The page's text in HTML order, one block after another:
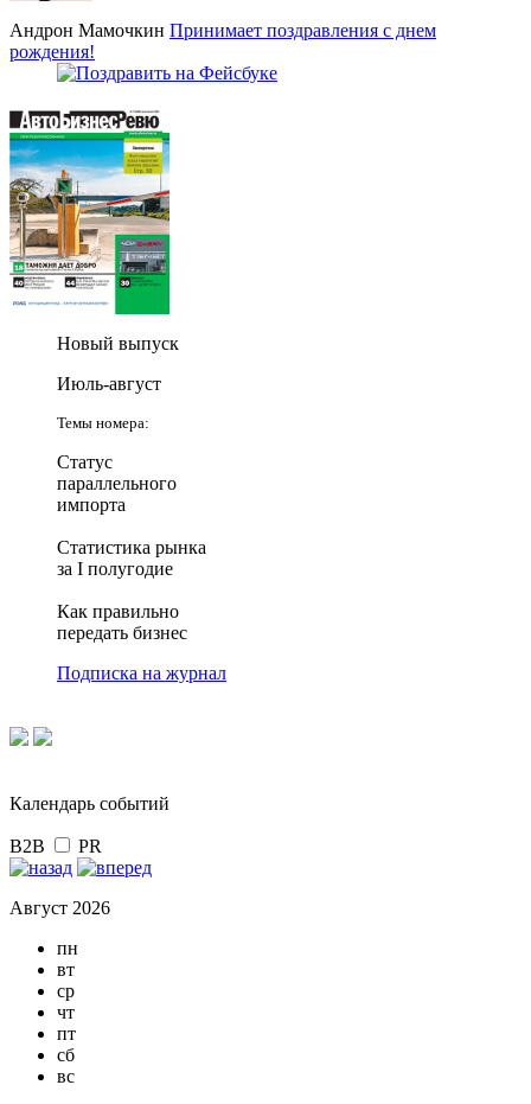
Андрон Мамочкин Принимает поздравления с днем
рождения!
Новый выпуск
Июль-август
Темы номера:
Статус
параллельного
импорта
Статистика рынка
за I полугодие
Как правильно
передать бизнес
Подписка на журнал
Календарь событий
B2B PR
Август 2026
пн
вт
ср
чт
пт
сб
вс